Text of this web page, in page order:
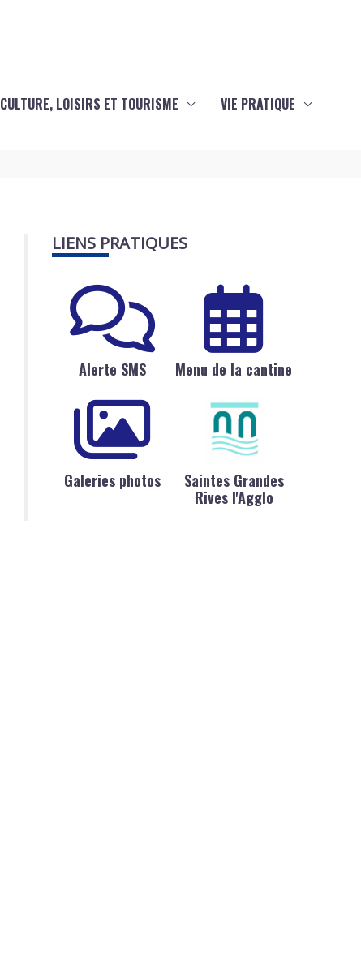
CULTURE, LOISIRS ET TOURISME VIE PRATIQUE
LIENS PRATIQUES
Alerte SMS Menu de la cantine
Galeries photos
Saintes Grandes
Rives l'Agglo